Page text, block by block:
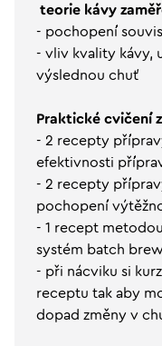
teorie kávy
- pochopení
- vliv kvality kávy,
výslednou chuť
Praktické cvičení
- 2 recepty
efektivnosti
- 2 recepty
pochopení
- 1 recept
systém batch
- při nácviku si
receptu tak aby
dopad změny v